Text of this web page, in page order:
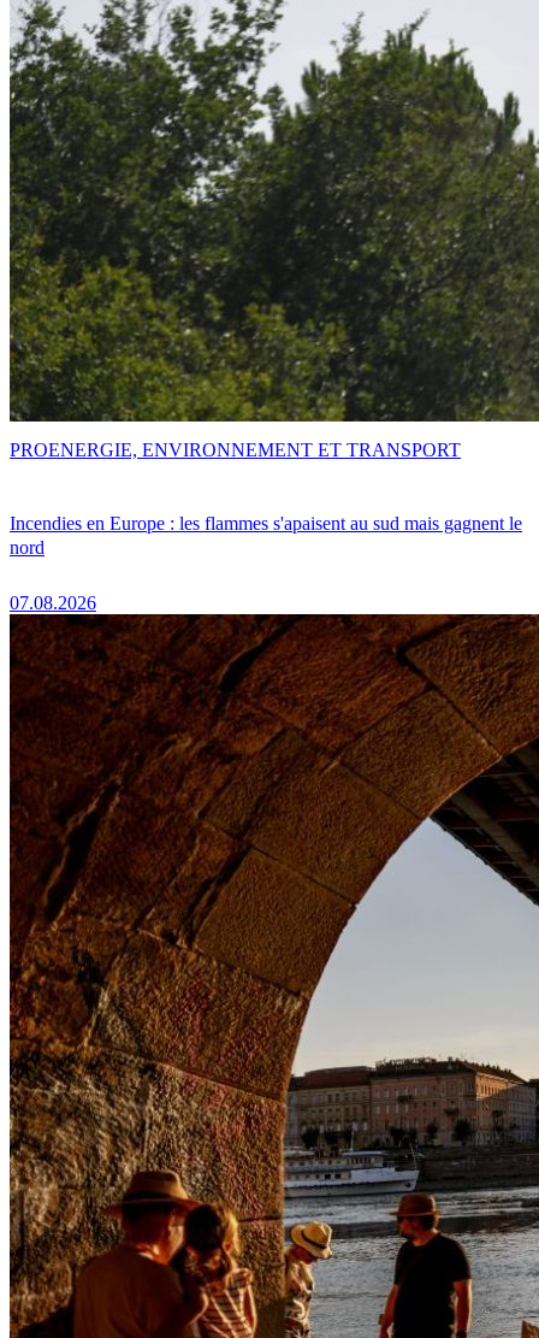
Incendies en Europe : les flammes s'apaisent au sud mais gagnent le
nord
07.08.2026
PROENERGIE, ENVIRONNEMENT ET TRANSPORT